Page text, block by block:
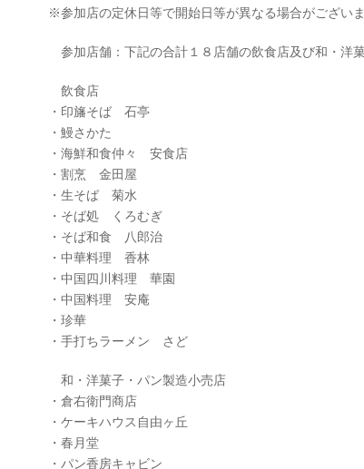
※参加店の定休日等で開始日等が異なる場合がござい
参加店舗：下記の合計１８店舗の飲食店及び和・洋
飲食店
・印旛そば 石亭
・鰻さかた
・海鮮和食仲々 安食店
・割烹 金田屋
・生そば 菊水
・そば処 くろむぎ
・そば和食 八郎治
・中華料理 香林
・中国四川料理 華園
・中国料理 安庵
・珍華
・手打ちラーメン さど
和・洋菓子・パン製造小売店
・倉右衛門商店
・ケーキハウス自由ヶ丘
・春月堂
・パン香房キャビン